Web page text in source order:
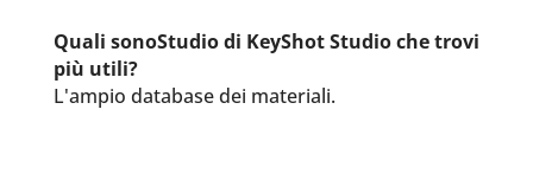
Quali sonoStudio di KeyShot Studio che trovi
più utili?
L'ampio database dei materiali.